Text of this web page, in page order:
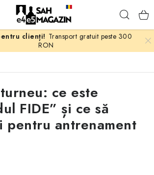
Transport gratuit peste 300
RON
ce este
FIDE” și ce să
pentru antrenament